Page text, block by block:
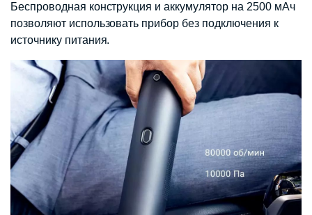
Беспроводная конструкция и аккумулятор на 2500 мАч
позволяют использовать прибор без подключения к
источнику питания.